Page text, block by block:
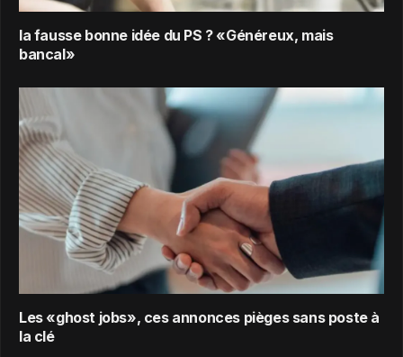
la fausse bonne idée du PS ? «Généreux, mais
bancal»
Les «ghost jobs», ces annonces pièges sans poste à
la clé